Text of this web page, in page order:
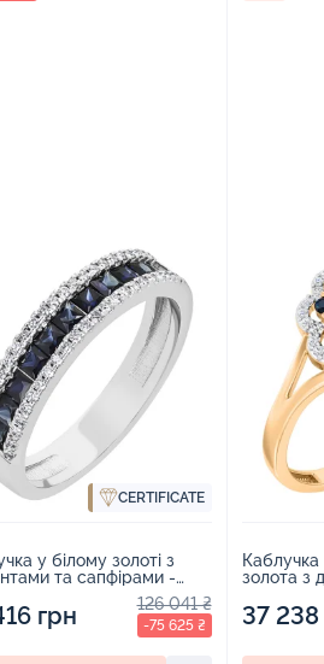
CERTIFICATE
у білому золоті з
та сапфірами -
грн 126 041 ₴
-75 625 ₴
Каблучка
золота з
37 238